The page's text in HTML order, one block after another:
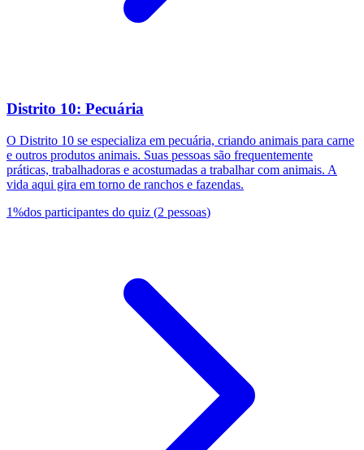
Distrito 10: Pecuária
O Distrito 10 se especializa em pecuária, criando animais para carne
e outros produtos animais. Suas pessoas são frequentemente
práticas, trabalhadoras e acostumadas a trabalhar com animais. A
vida aqui gira em torno de ranchos e fazendas.
1%dos participantes do quiz (2 pessoas)